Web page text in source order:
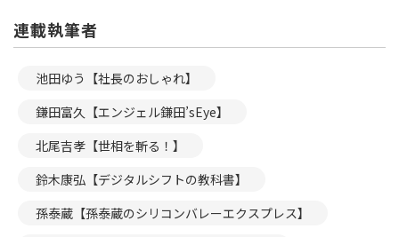
連載執筆者
池田ゆう【社長のおしゃれ】
鎌田富久【エンジェル鎌田’sEye】
北尾吉孝【世相を斬る！】
鈴木康弘【デジタルシフトの教科書】
孫泰蔵【孫泰蔵のシリコンバレーエクスプレス】